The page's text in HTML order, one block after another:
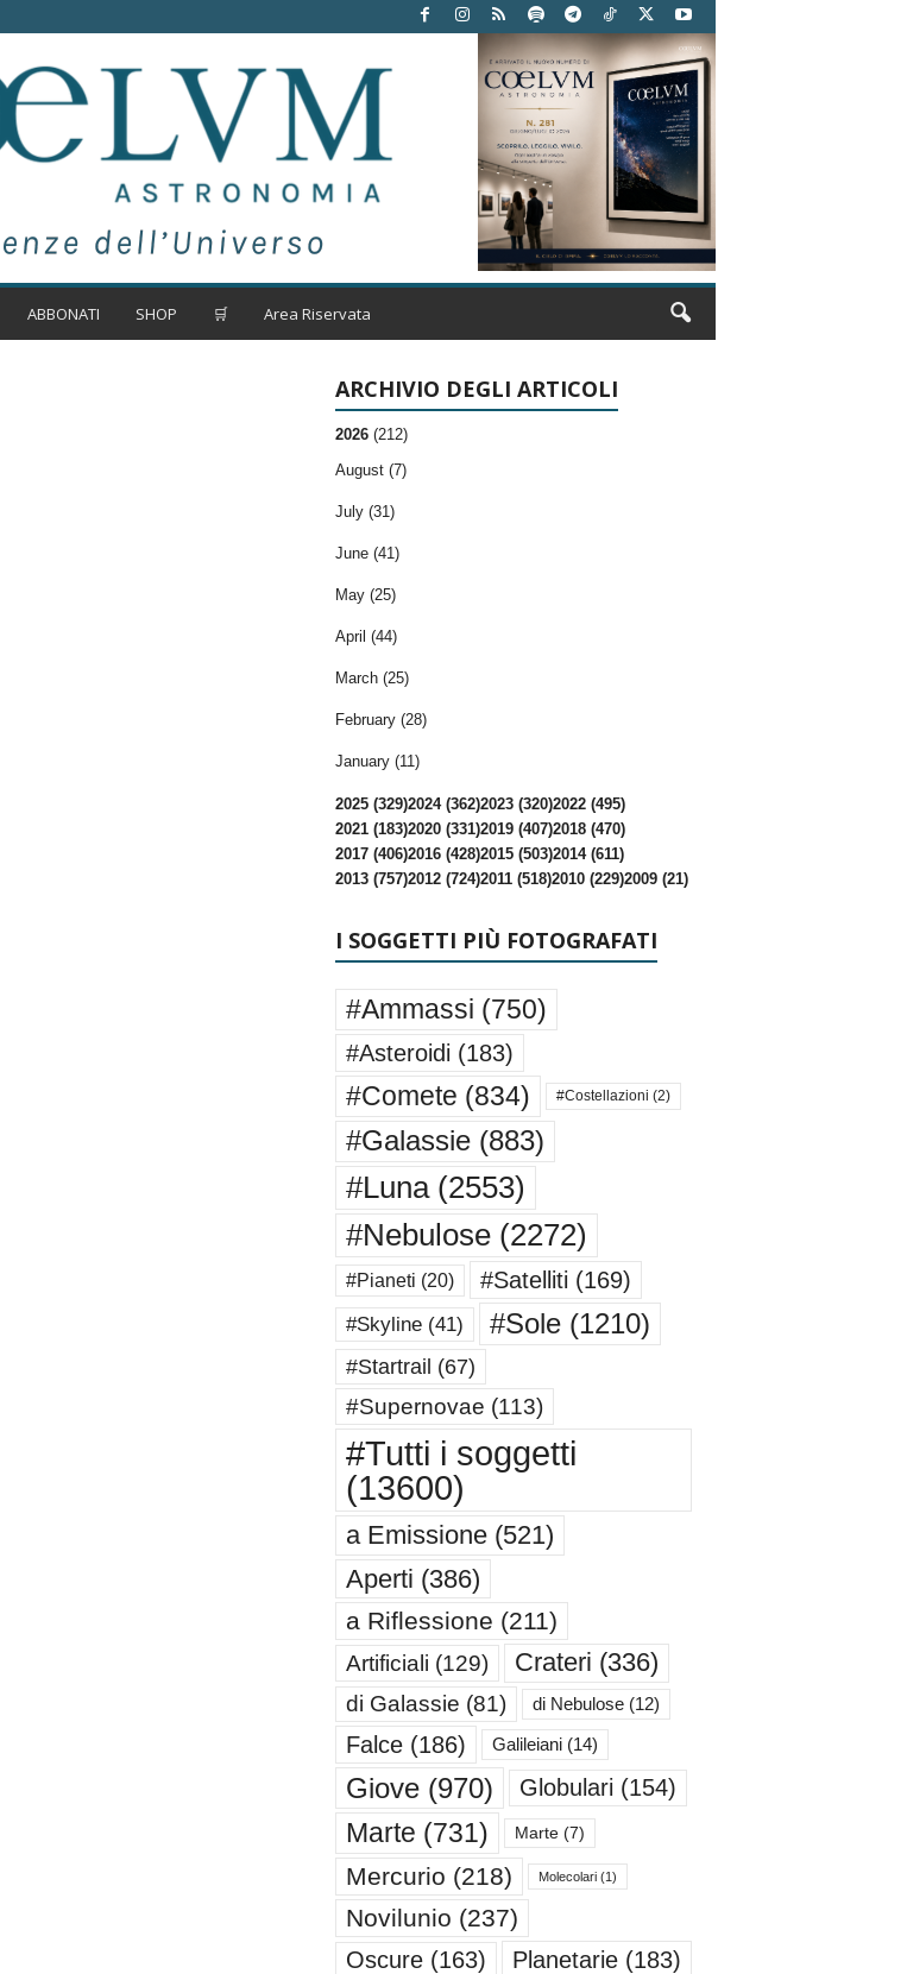
ABBONATI SHOP 🛒 Area Riservata
ARCHIVIO DEGLI ARTICOLI
2026 (212)
August (7)
July (31)
June (41)
May (25)
April (44)
March (25)
February (28)
January (11)
2025 (329)2024 (362)2023 (320)2022 (495)
2021 (183)2020 (331)2019 (407)2018 (470)
2017 (406)2016 (428)2015 (503)2014 (611)
2013 (757)2012 (724)2011 (518)2010 (229)2009 (21)
I SOGGETTI PIÙ FOTOGRAFATI
#Ammassi (750)
#Asteroidi (183)
#Comete (834) #Costellazioni (2)
#Galassie(883)
#Luna(2553)
#Nebulose(2272)
#Pianeti (20) #Satelliti (169)
#Skyline(41) #Sole(1210)
#Startrail (67)
#Supernovae (113)
#Tutti i soggetti
(13600)
a Emissione(521)
Aperti (386)
a Riflessione (211)
Artificiali (129) Crateri (336)
di Galassie (81) di Nebulose(12)
Falce(186) Galileiani(14)
Giove(970) Globulari (154)
Marte (731) Marte(7)
Mercurio (218) Molecolari(1)
Novilunio (237)
Oscure(163) Planetarie(183)